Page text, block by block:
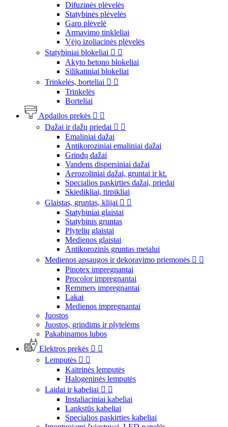
Difuzinės plėvelės
Statybinės plėvelės
Garo plėvelė
Armavimo tinkleliai
Vėjo izoliacinės plėvelės
Statybiniai blokeliai  
Akyto betono blokeliai
Silikatiniai blokeliai
Trinkelės, borteliai  
Trinkelės
Borteliai
Apdailos prekės  
Dažai ir dažų priedai  
Emaliniai dažai
Antikoroziniai emaliniai dažai
Grindų dažai
Vandens dispersiniai dažai
Aerozoliniai dažai, gruntai ir kt.
Specialios paskirties dažai, priedai
Skiedikliai, tirpikliai
Glaistas, gruntas, klijai  
Statybiniai glaistai
Statybinis gruntas
Plytelių glaistai
Medienos glaistai
Antikorozinis gruntas metalui
Medienos apsaugos ir dekoravimo priemonės  
Pinotex impregnantai
Procolor impregnantai
Remmers impregnantai
Lakai
Medienos impregnantai
Juostos
Juostos, grindims ir plytelėms
Pakabinamos lubos
Elektros prekės  
Lemputės  
Kaitrinės lemputės
Halogeninės lemputės
Laidai ir kabeliai  
Instaliaciniai kabeliai
Lankstūs kabeliai
Specialios paskirties kabeliai